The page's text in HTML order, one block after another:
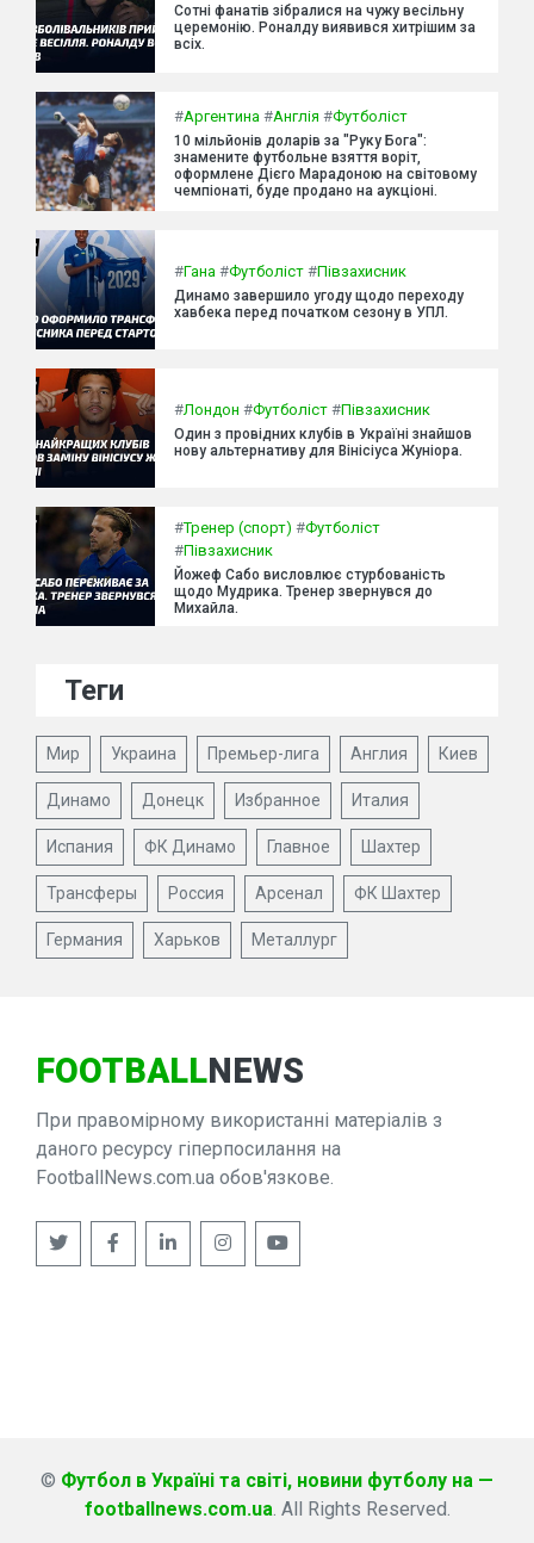
Сотні фанатів зібралися на чужу весільну
церемонію. Роналду виявився хитрішим за
всіх.
#Аргентина #Англія #Футболіст
10 мільйонів доларів за "Руку Бога":
знамените футбольне взяття воріт,
оформлене Дієго Марадоною на світовому
чемпіонаті, буде продано на аукціоні.
#Гана #Футболіст #Півзахисник
Динамо завершило угоду щодо переходу
хавбека перед початком сезону в УПЛ.
#Лондон #Футболіст #Півзахисник
Один з провідних клубів в Україні знайшов
нову альтернативу для Вінісіуса Жуніора.
#Тренер (спорт) #Футболіст
#Півзахисник
Йожеф Сабо висловлює стурбованість
щодо Мудрика. Тренер звернувся до
Михайла.
Теги
Мир Украина Премьер-лига Англия Киев
Динамо Донецк Избранное Италия
Испания ФК Динамо Главное Шахтер
Трансферы Россия Арсенал ФК Шахтер
Германия Харьков Металлург
FOOTBALLNEWS
При правомірному використанні матеріалів з
даного ресурсу гіперпосилання на
FootballNews.com.ua обов'язкове.
© Футбол в Україні та світі, новини футболу на —
footballnews.com.ua. All Rights Reserved.